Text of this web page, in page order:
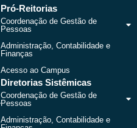
Pró-Reitorias
Coordenação de Gestão de
Pessoas
Administração, Contabilidade e
Finanças
Acesso ao Campus
Diretorias Sistêmicas
Coordenação de Gestão de
Pessoas
Administração, Contabilidade e